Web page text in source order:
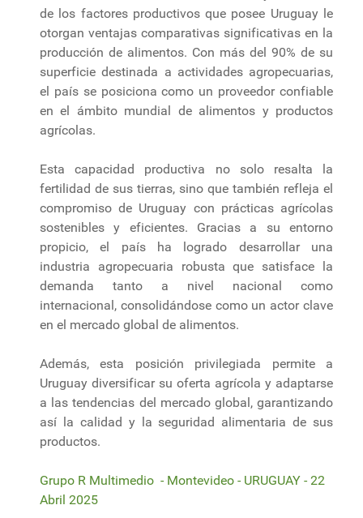
de los factores productivos que posee Uruguay le
otorgan ventajas comparativas significativas en la
producción de alimentos. Con más del 90% de su
superficie destinada a actividades agropecuarias,
el país se posiciona como un proveedor confiable
en el ámbito mundial de alimentos y productos
agrícolas.
Esta capacidad productiva no solo resalta la
fertilidad de sus tierras, sino que también refleja el
compromiso de Uruguay con prácticas agrícolas
sostenibles y eficientes. Gracias a su entorno
propicio, el país ha logrado desarrollar una
industria agropecuaria robusta que satisface la
demanda tanto a nivel nacional como
internacional, consolidándose como un actor clave
en el mercado global de alimentos.
Además, esta posición privilegiada permite a
Uruguay diversificar su oferta agrícola y adaptarse
a las tendencias del mercado global, garantizando
así la calidad y la seguridad alimentaria de sus
productos.
Grupo R Multimedio - Montevideo - URUGUAY - 22
Abril 2025